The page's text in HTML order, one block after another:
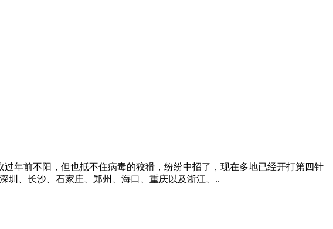
年前不阳，但也抵不住病毒的狡猾，纷纷中招了，现在多地已经开打第四针
圳、长沙、石家庄、郑州、海口、重庆以及浙江、..